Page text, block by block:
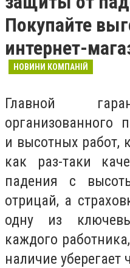
Покупайте
интернет-
НОВИНИ КОМПАНІЙ
Главной
организованного
и высотных работ,
как раз-таки
падения с
отрицай, а
одну из
каждого
наличие уберегает